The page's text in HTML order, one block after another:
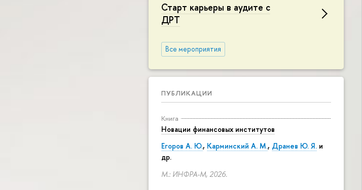
Старт карьеры в аудите с
ДРТ
Все мероприятия
ПУБЛИКАЦИИ
Книга
Новации финансовых институтов
Егоров А. Ю., Карминский А. М., Дранев Ю. Я. и
др.
М.: ИНФРА-М, 2026.